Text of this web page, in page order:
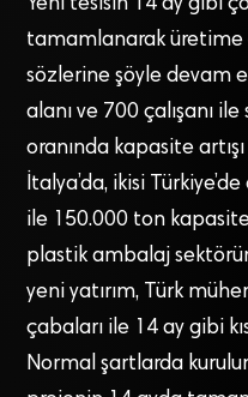
Yeni tesisin 14 ay gibi
tamamlanarak üretime
sözlerine şöyle devam
alanı ve 700 çalışanı
oranında kapasite
İtalya’da, ikisi
ile 150.000 ton
plastik ambalaj
yeni yatırım, Türk
çabaları ile 14 ay gibi
Normal şartlarda